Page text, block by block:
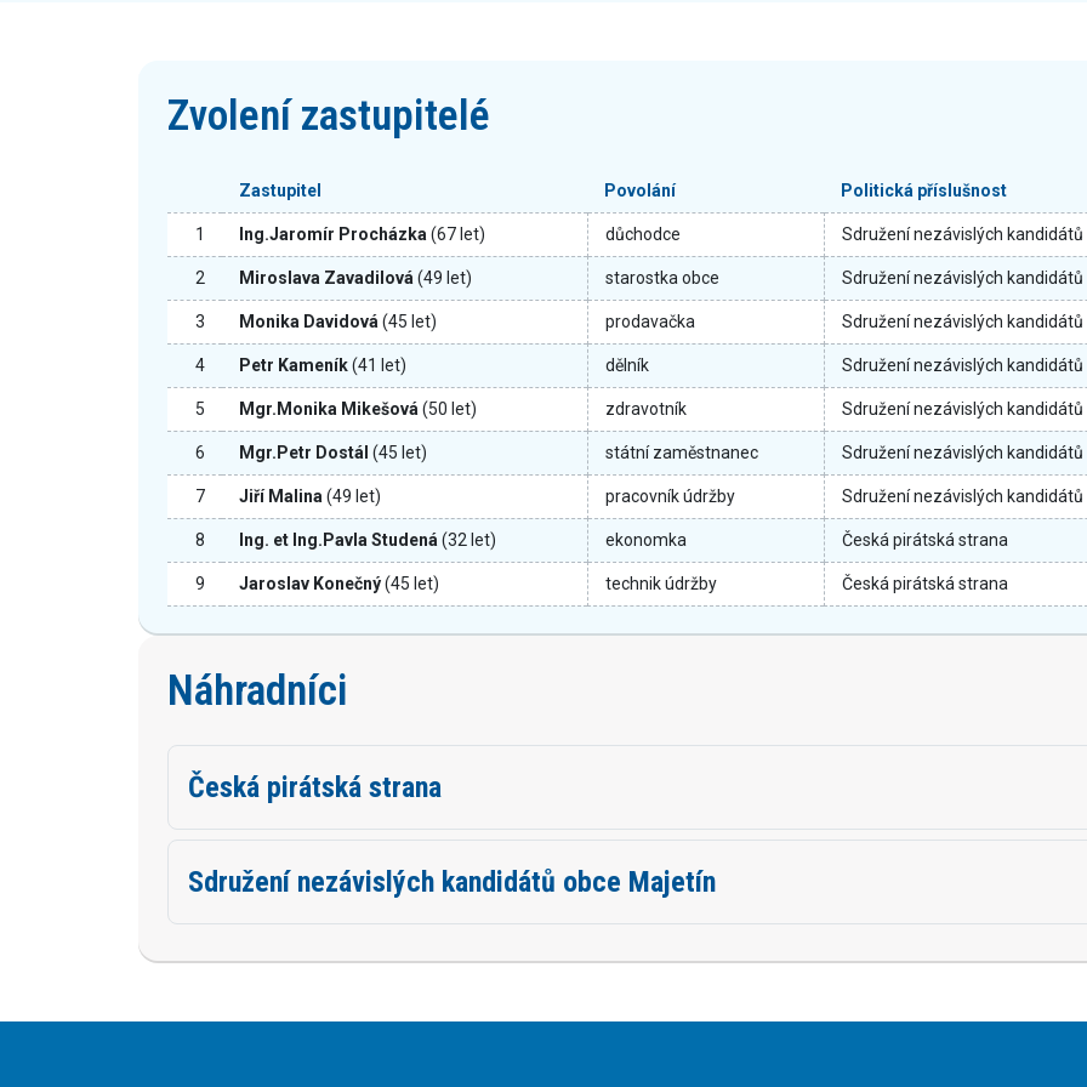
Zvolení zastupitelé
Zastupitel Povolání Politická příslušnost
1 Ing.Jaromír Procházka (67 let) důchodce Sdružení nezávislých
2 Miroslava Zavadilová (49 let) starostka obce Sdružení nezávislých
3 Monika Davidová (45 let) prodavačka Sdružení nezávislých
4 Petr Kameník(41 let) dělník Sdružení nezávislých
5 Mgr.Monika Mikešová (50 let) zdravotník Sdružení nezávislých
6 Mgr.Petr Dostál (45 let) státní zaměstnanec Sdružení nezávislých
7 Jiří Malina (49 let) pracovník údržby Sdružení nezávislých
8 Ing. et Ing.Pavla Studená (32 let) ekonomka Česká pirátská strana
9 Jaroslav Konečný(45 let) technik údržby Česká pirátská strana
Náhradníci
Česká pirátská strana
Sdružení nezávislých kandidátů obce Majetín